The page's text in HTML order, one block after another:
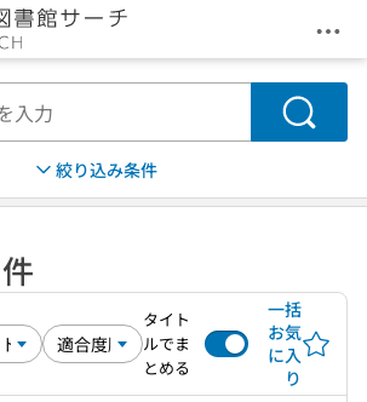
メ
検索
絞り込み条件
タイト
ルでま
とめる
一括
お気
に入
り